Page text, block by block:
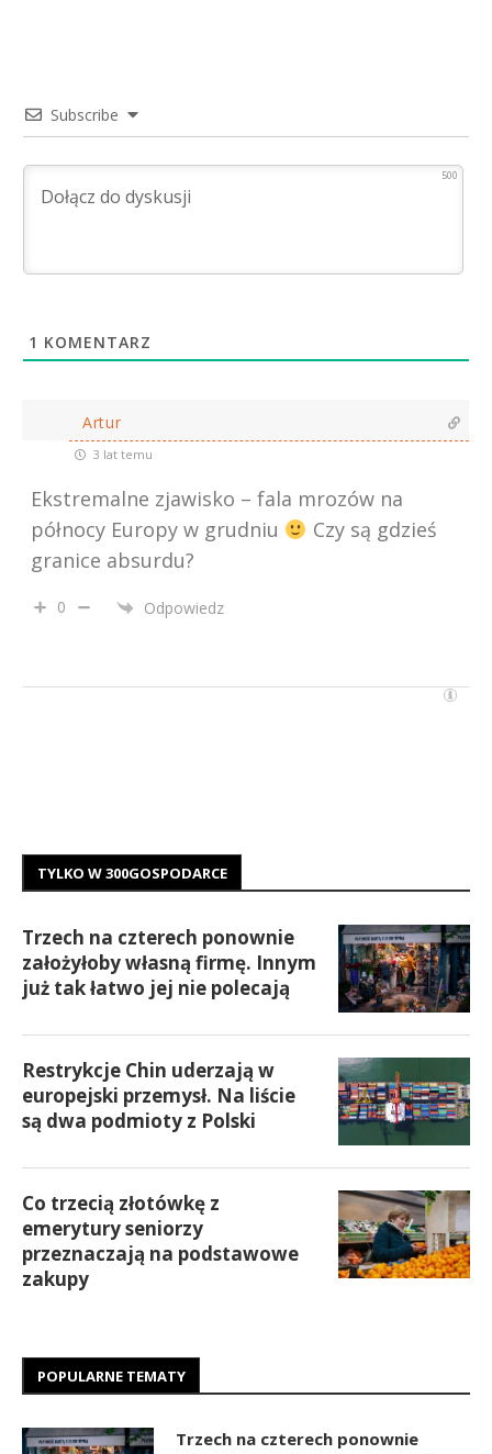
Subscribe
500
1 KOMENTARZ
Artur
3 lat temu
Ekstremalne zjawisko – fala mrozów na
północy Europy w grudniu
Czy są gdzieś
granice absurdu?
0 Odpowiedz
TYLKO W 300GOSPODARCE
Trzech na czterech ponownie
założyłoby własną firmę. Innym
już tak łatwo jej nie polecają
Restrykcje Chin uderzają w
europejski przemysł. Na liście
są dwa podmioty z Polski
Co trzecią złotówkę z
emerytury seniorzy
przeznaczają na podstawowe
zakupy
POPULARNE TEMATY
Trzech na czterech ponownie